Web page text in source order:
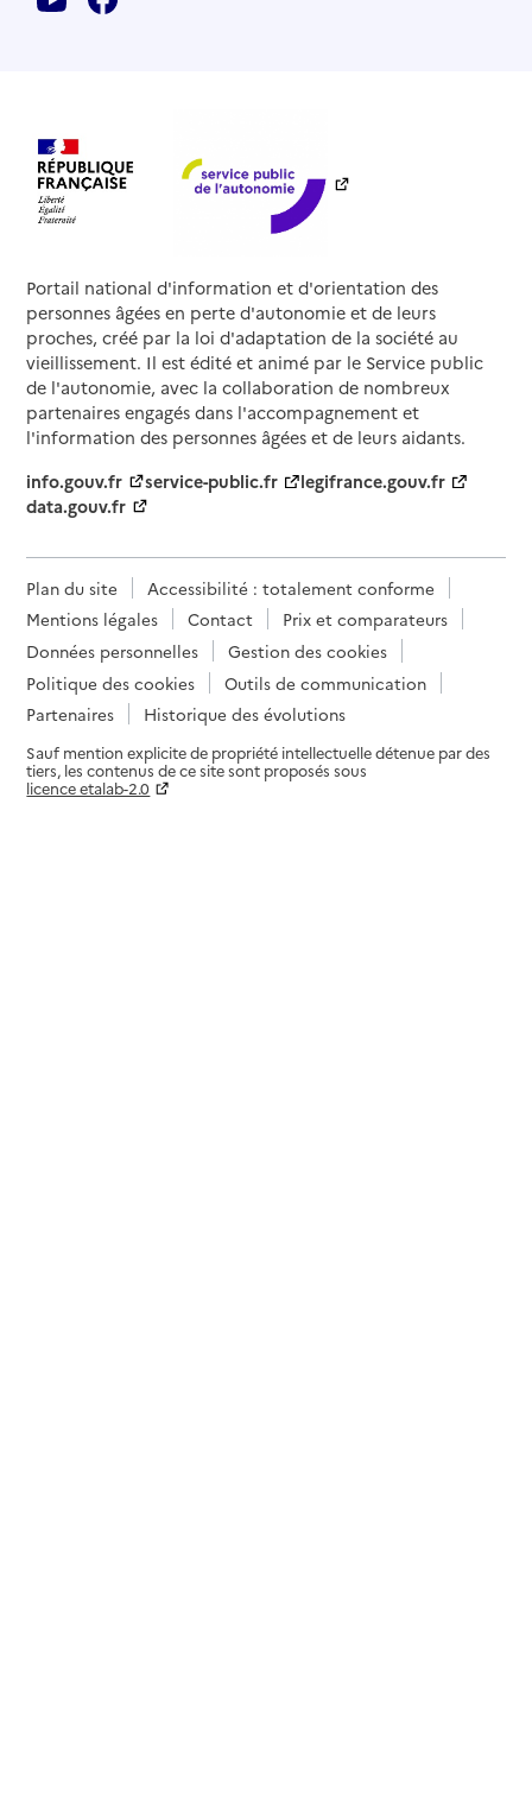
Portail national d'information et d'orientation des
personnes âgées en perte d'autonomie et de leurs
proches, créé par la loi d'adaptation de la société au
vieillissement. Il est édité et animé par le Service public
de l'autonomie, avec la collaboration de nombreux
partenaires engagés dans l'accompagnement et
l'information des personnes âgées et de leurs aidants.
info.gouv.fr
service-public.fr
legifrance.gouv.fr
data.gouv.fr
Plan du site
Accessibilité : totalement conforme
Mentions légales
Contact
Prix et comparateurs
Données personnelles
Gestion des cookies
Politique des cookies
Outils de communication
Partenaires
Historique des évolutions
Sauf mention explicite de propriété intellectuelle détenue par des
tiers, les contenus de ce site sont proposés sous
licence etalab-2.0